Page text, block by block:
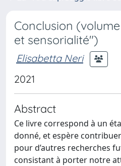
Conclusion
et sensorialité")
Elisabetta Neri
2021
Abstract
Ce livre correspond à un
donné, et espère
pour d’autres recherches
consistant à porter notre